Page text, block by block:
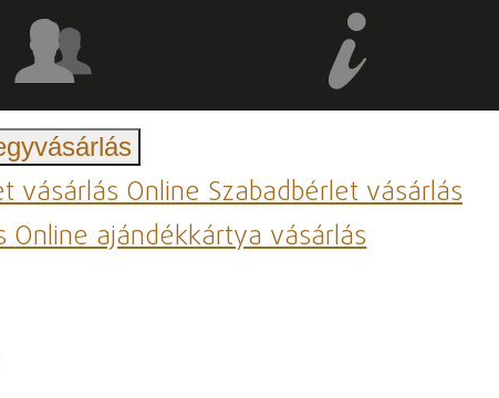
vásárlásOnline Szabadbérlet vásárlás
Online ajándékkártya vásárlás